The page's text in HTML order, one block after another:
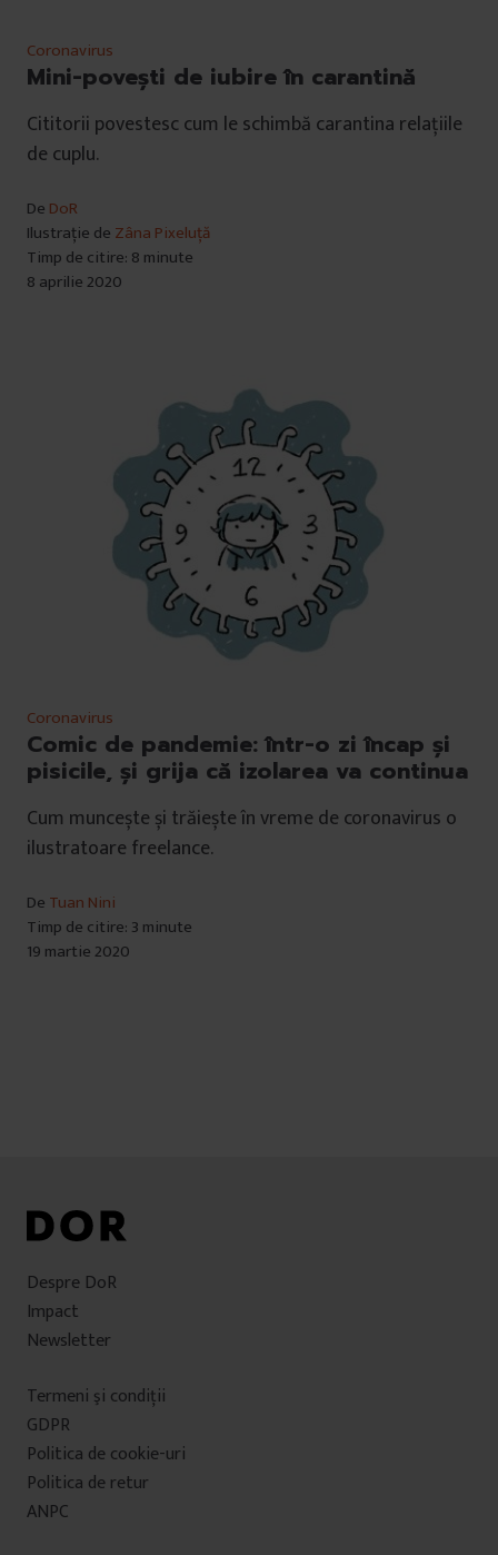
Coronavirus
Mini-povești de iubire în carantină
Cititorii povestesc cum le schimbă carantina relațiile
de cuplu.
De DoR
Ilustrație de Zâna Pixeluță
Timp de citire: 8 minute
8 aprilie 2020
Coronavirus
Comic de pandemie: într-o zi încap și
pisicile, și grija că izolarea va continua
Cum muncește și trăiește în vreme de coronavirus o
ilustratoare freelance.
De Tuan Nini
Timp de citire: 3 minute
19 martie 2020
Despre DoR
Impact
Newsletter
Termeni şi condiţii
GDPR
Politica de cookie-uri
Politica de retur
ANPC